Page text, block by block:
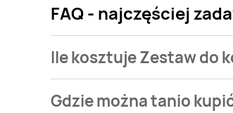
FAQ - najczęściej
Ile kosztuje Zestaw do
kolorowania psi patrol kosztuje od
Gdzie można tanio